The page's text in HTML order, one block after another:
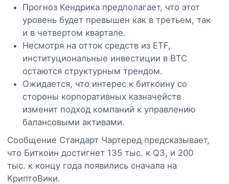
Прогноз Кендрика предполагает, что этот
уровень будет превышен как в третьем, так
и в четвертом квартале.
Несмотря на отток средств из ETF,
институциональные инвестиции в BTC
остаются структурным трендом.
Ожидается, что интерес к биткоину со
стороны корпоративных казначейств
изменит подход компаний к управлению
балансовыми активами.
Сообщение Стандарт Чартеред предсказывает,
что Биткоин достигнет 135 тыс. к Q3, и 200
тыс. к концу года появились сначала на
КриптоВики.